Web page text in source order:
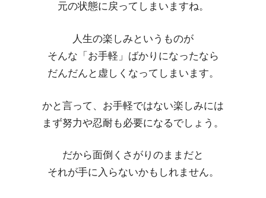
元の状態に戻ってしまいますね。
人生の楽しみというものが
そんな「お手軽」ばかりになったなら
だんだんと虚しくなってしまいます。
かと言って、お手軽ではない楽しみには
まず努力や忍耐も必要になるでしょう。
だから面倒くさがりのままだと
それが手に入らないかもしれません。